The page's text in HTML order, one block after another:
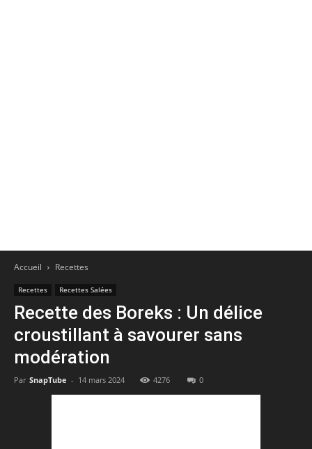
Accueil Recettes
Recettes Recettes Salées
Recette des Boreks : Un délice
croustillant à savourer sans
modération
Par SnapTube - 14 mars 2024 4276 0